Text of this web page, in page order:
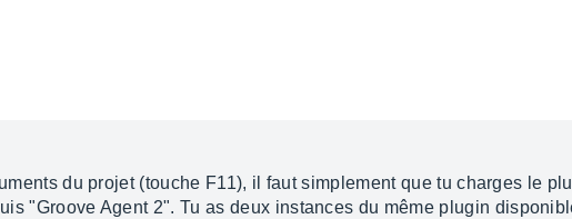
du projet (touche F11), il faut simplement que tu charges le
"Groove Agent 2". Tu as deux instances du même plugin